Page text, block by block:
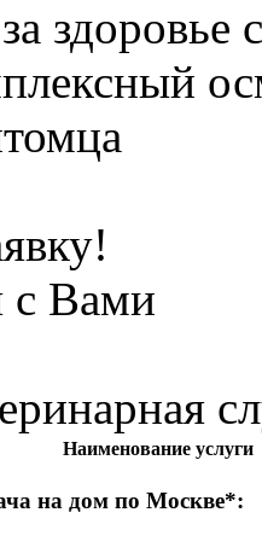
здоровье
с Вами
Наименование услуги
на дом по Москве*: